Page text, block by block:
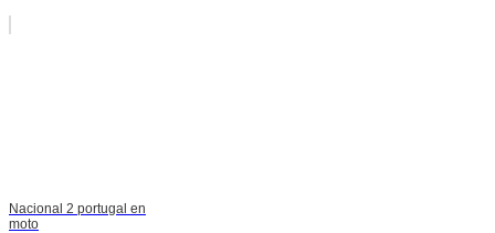
Nacional 2 portugal en
moto